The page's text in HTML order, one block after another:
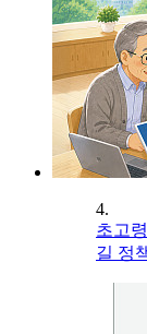
4.
초고
길 정